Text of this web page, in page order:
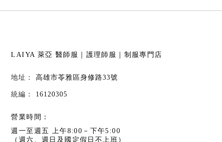
LAIYA 萊亞 醫師服｜護理師服｜制服專門店
高雄市苓雅區身修路33號
16120305
營業時間：
週一至週五 上午8:00－下午5:00
（週六、週日及國定假日不上班）